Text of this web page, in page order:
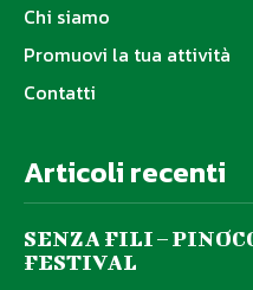
Chi siamo
Promuovi la tua attività
Contatti
Articoli recenti
SENZA FILI –
FESTIVAL